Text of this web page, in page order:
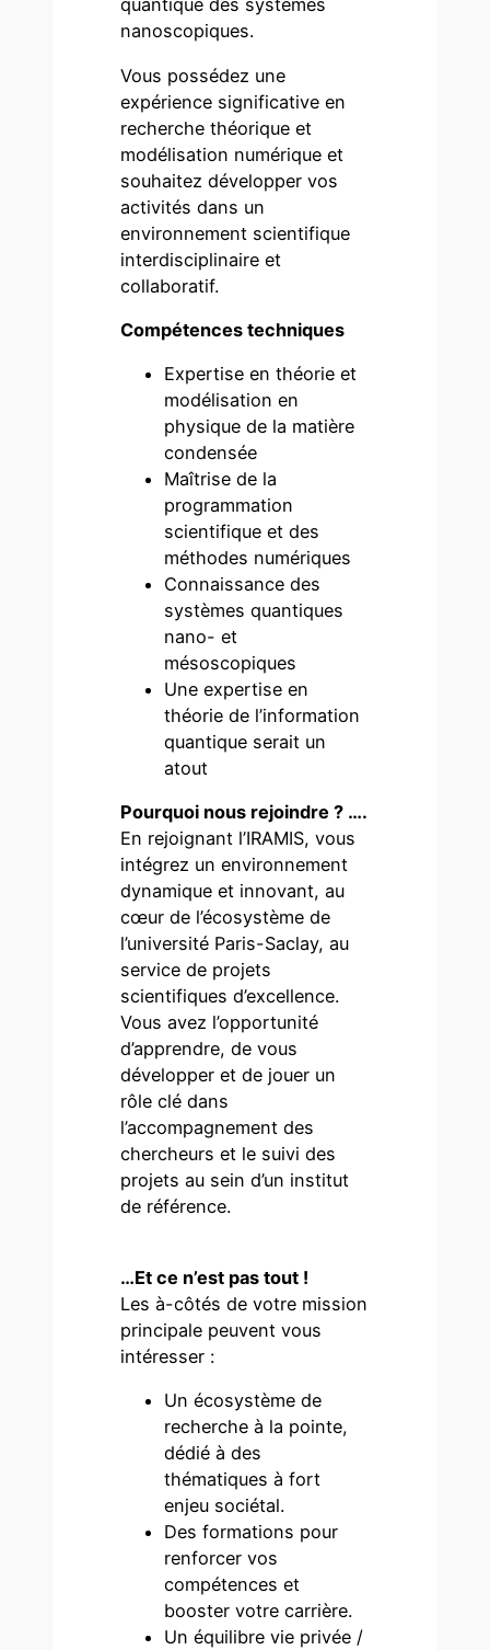
quantique des systèmes
nanoscopiques.
Vous possédez une
expérience significative en
recherche théorique et
modélisation numérique et
souhaitez développer vos
activités dans un
environnement scientifique
interdisciplinaire et
collaboratif.
Compétences techniques
Expertise en théorie et
modélisation en
physique de la matière
condensée
Maîtrise de la
programmation
scientifique et des
méthodes numériques
Connaissance des
systèmes quantiques
nano- et
mésoscopiques
Une expertise en
théorie de l’information
quantique serait un
atout
Pourquoi nous rejoindre ? ….
En rejoignant l’IRAMIS, vous
intégrez un environnement
dynamique et innovant, au
cœur de l’écosystème de
l’université Paris-Saclay, au
service de projets
scientifiques d’excellence.
Vous avez l’opportunité
d’apprendre, de vous
développer et de jouer un
rôle clé dans
l’accompagnement des
chercheurs et le suivi des
projets au sein d’un institut
de référence.
…Et ce n’est pas tout !
Les à-côtés de votre mission
principale peuvent vous
intéresser :
Un écosystème de
recherche à la pointe,
dédié à des
thématiques à fort
enjeu sociétal.
Des formations pour
renforcer vos
compétences et
booster votre carrière.
Un équilibre vie privée /